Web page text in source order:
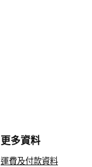
更多資料
運費及付款資料